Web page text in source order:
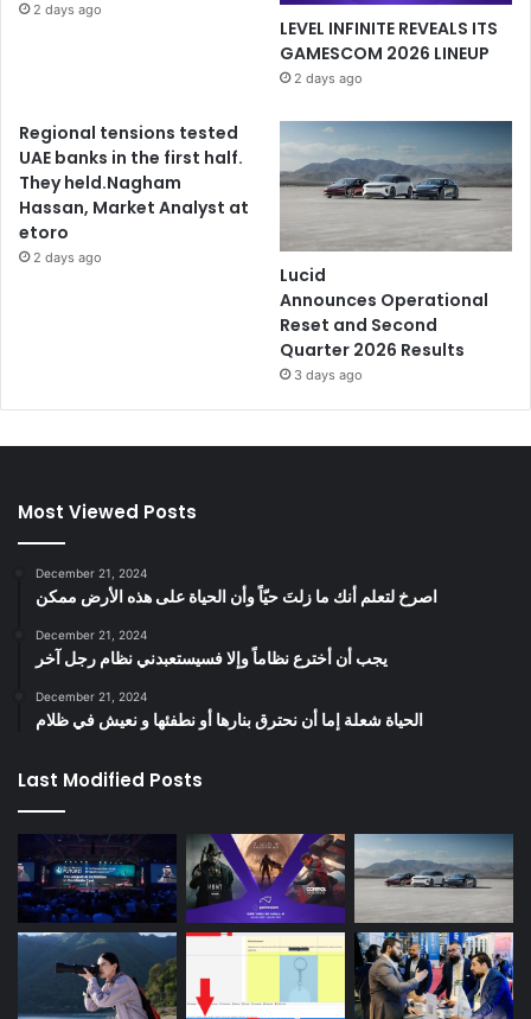
2 days ago
LEVEL INFINITE REVEALS ITS
GAMESCOM 2026 LINEUP
2 days ago
Regional tensions tested
UAE banks in the first half.
They held.Nagham
Hassan, Market Analyst at
etoro
2 days ago
Lucid
Announces Operational
Reset and Second
Quarter 2026 Results
3 days ago
Most Viewed Posts
December 21, 2024
‫اصرخ لتعلم أنك ما زلتَ حيّاً وأن الحياة على هذه الأرض ممكن
December 21, 2024
يجب أن أخترع نظاماً وإلا فسيستعبدني نظام رجل آخر
December 21, 2024
الحياة شعلة إما أن نحترق بنارها أو نطفئها و نعيش في ظلام
Last Modified Posts